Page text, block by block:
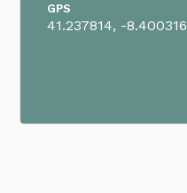
GPS
41.237814, -8.400316